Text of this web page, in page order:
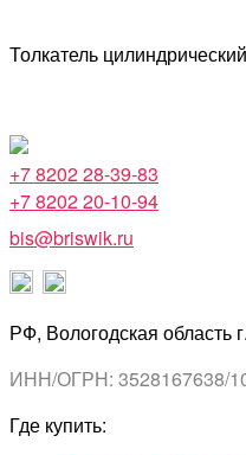
Толкатель
+7 8202 28-39-83
+7 8202 20-10-94
bis@briswik.ru
РФ, Вологодская область
ИНН/ОГРН: 3528167638/
Где купить: